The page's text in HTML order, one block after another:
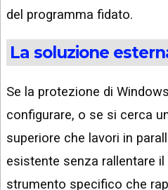
del programma fidato.
La soluzione
Se la protezione di
configurare, o se si cerca
superiore che lavori in
esistente senza rallentare il
strumento specifico che